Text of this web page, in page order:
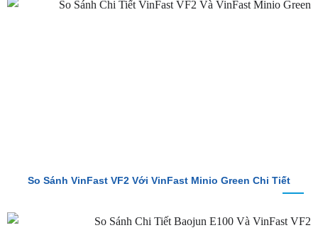
So Sánh VinFast VF2 Với VinFast Minio Green Chi Tiết